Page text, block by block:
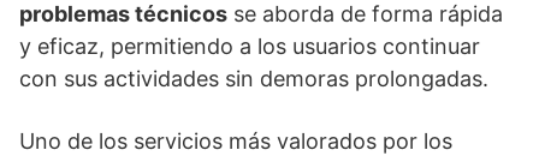
problemas técnicos se aborda de forma rápida
y eficaz, permitiendo a los usuarios continuar
con sus actividades sin demoras prolongadas.
Uno de los servicios más valorados por los